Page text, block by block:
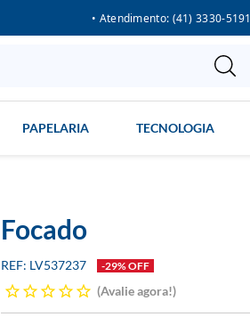
• Atendimento: (41) 3330-5191
PAPELARIA TECNOLOGIA
Focado
LV537237 -29% OFF
Avalie agora!